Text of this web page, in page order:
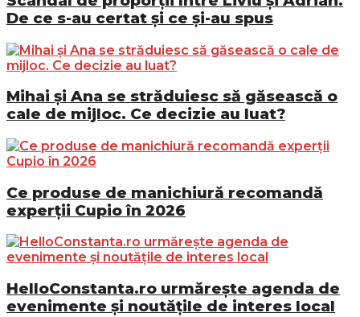
De ce s-au certat și ce și-au spus
Mihai și Ana se străduiesc să găsească o
cale de mijloc. Ce decizie au luat?
Ce produse de manichiură recomandă
experții Cupio în 2026
HelloConstanta.ro urmărește agenda de
evenimente și noutățile de interes local